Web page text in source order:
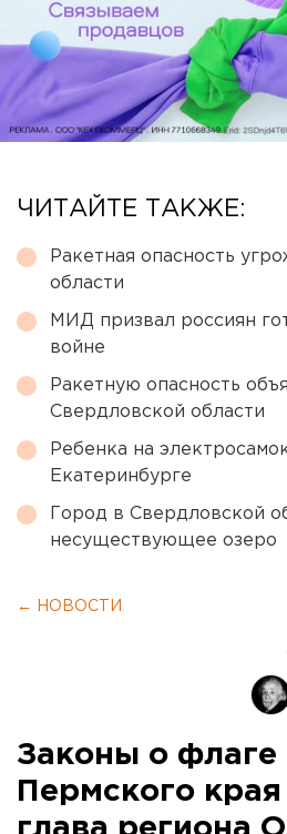
ЧИТАЙТЕ ТАКЖЕ:
Ракетная опасность
области
МИД призвал россиян
войне
Ракетную опасность
Свердловской области
Ребенка на
Екатеринбурге
Город в Свердловской
несуществующее озеро
← НОВОСТИ
Законы о флаге
Пермского
глава региона